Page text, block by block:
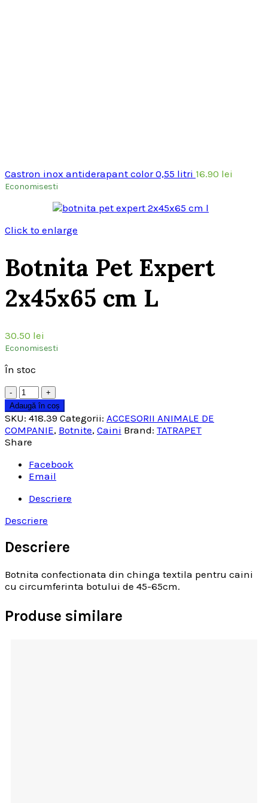
Castron inox antiderapant color 0,55 litri 16.90 lei
Economisesti
Click to enlarge
Botnita Pet Expert
2x45x65 cm L
30.50 lei
Economisesti
În stoc
Cantitate
Adaugă în coș
SKU: 418.39 Categorii: ACCESORII ANIMALE DE
COMPANIE, Botnite, Caini Brand: TATRAPET
Share
Facebook
Email
Descriere
Descriere
Descriere
Botnita confectionata din chinga textila pentru caini
cu circumferinta botului de 45-65cm.
Produse similare